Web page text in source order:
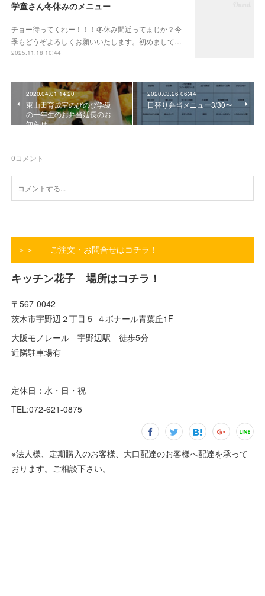
学童さん冬休みのメニュー
チョー待ってくれー！！！冬休み間近ってまじか？今
季もどうぞよろしくお願いいたします。初めまして…
2025.11.18 10:44
2020.04.01 14:20
東山田育成室のびのび学級
の一年生のお弁当延長のお
知らせ
2020.03.26 06:44
日替り弁当メニュー3/30〜
0コメント
＞＞ ご注文・お問合せはコチラ！
キッチン花子 場所はコチラ！
〒567-0042
茨木市宇野辺２丁目５-４ボナール青葉丘1F
大阪モノレール 宇野辺駅 徒歩5分
近隣駐車場有
定休日：水・日・祝
TEL:072-621-0875
※法人様、定期購入のお客様、大口配達のお客様へ配達を承って
おります。ご相談下さい。